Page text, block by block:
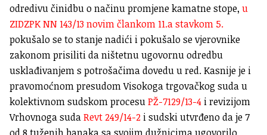
odredivu činidbu o načinu promjene kamatne stope, u
ZIDZPK NN 143/13 novim člankom 11.a stavkom 5.
pokušalo se to stanje nadići i pokušalo se vjerovnike
zakonom prisiliti da ništetnu ugovornu odredbu
usklađivanjem s potrošačima dovedu u red. Kasnije je i
pravomoćnom presudom Visokoga trgovačkog suda u
kolektivnom sudskom procesuPŽ-7129/13-4 i revizijom
Vrhovnoga sudaRevt 249/14-2 i sudski utvrđeno da je 7